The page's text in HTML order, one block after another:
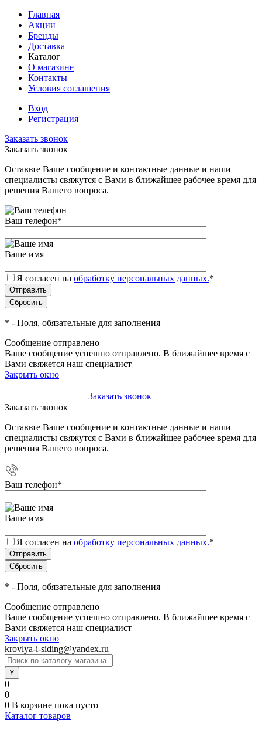
Главная
Акции
Бренды
Доставка
Каталог
О магазине
Контакты
Условия соглашения
Вход
Регистрация
Заказать звонок
Заказать звонок
Оставьте Ваше сообщение и контактные данные и наши
специалисты свяжутся с Вами в ближайшее рабочее время для
решения Вашего вопроса.
Ваш телефон*
Ваше имя
Я согласен на обработку персональных данных.*
* - Поля, обязательные для заполнения
Сообщение отправлено
Ваше сообщение успешно отправлено. В ближайшее время с
Вами свяжется наш специалист
Закрыть окно
Заказать звонок
Заказать звонок
Оставьте Ваше сообщение и контактные данные и наши
специалисты свяжутся с Вами в ближайшее рабочее время для
решения Вашего вопроса.
Ваш телефон*
Ваше имя
Я согласен на обработку персональных данных.*
* - Поля, обязательные для заполнения
Сообщение отправлено
Ваше сообщение успешно отправлено. В ближайшее время с
Вами свяжется наш специалист
Закрыть окно
krovlya-i-siding@yandex.ru
0
0
0 В корзине пока пусто
Каталог товаров